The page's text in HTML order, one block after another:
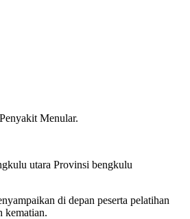
Menular.
utara Provinsi bengkulu
di depan peserta pelatihan
kematian.